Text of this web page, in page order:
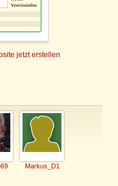
jetzt erstellen
Markus_D1